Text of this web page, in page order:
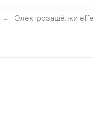
Электрозащёлки